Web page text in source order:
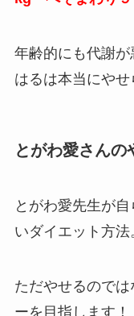
年齢的にも代謝
はるは本当にやせ
とがわ愛さんの
とがわ愛先生が
いダイエット方法
ただやせるので
ーを目指します！